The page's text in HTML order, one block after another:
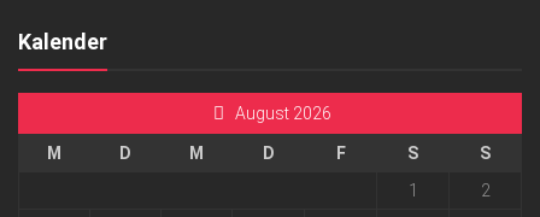
Kalender
August 2026
M D M D F S
S
1
2